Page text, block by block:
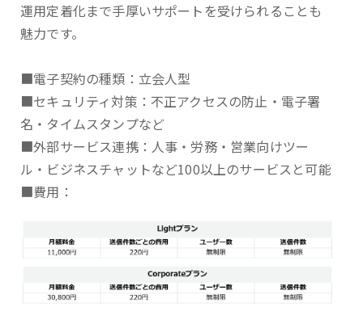
運用定着化まで手厚いサポートを受けられることも
魅力です。
■電子契約の種類：立会人型
■セキュリティ対策：不正アクセスの防止・電子署
名・タイムスタンプなど
■外部サービス連携：人事・労務・営業向けツー
ル・ビジネスチャットなど100以上のサービスと可能
■費用：